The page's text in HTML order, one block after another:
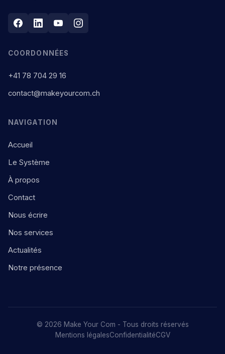
COORDONNÉES
+41 78 704 29 16
contact@makeyourcom.ch
NAVIGATION
Accueil
Le Système
À propos
Contact
Nous écrire
Nos services
Actualités
Notre présence
© 2026 Make Your Com - Tous droits réservés
Mentions légalesConfidentialitéCGV